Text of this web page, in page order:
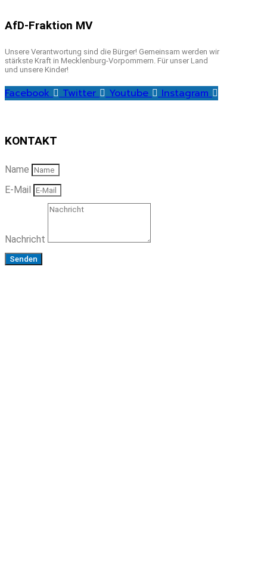
AfD-Fraktion MV
Unsere Verantwortung sind die Bürger! Gemeinsam werden wir
stärkste Kraft in Mecklenburg-Vorpommern. Für unser Land
und unsere Kinder!
Facebook Twitter Youtube Instagram
KONTAKT
Name
E-Mail
Nachricht
Senden